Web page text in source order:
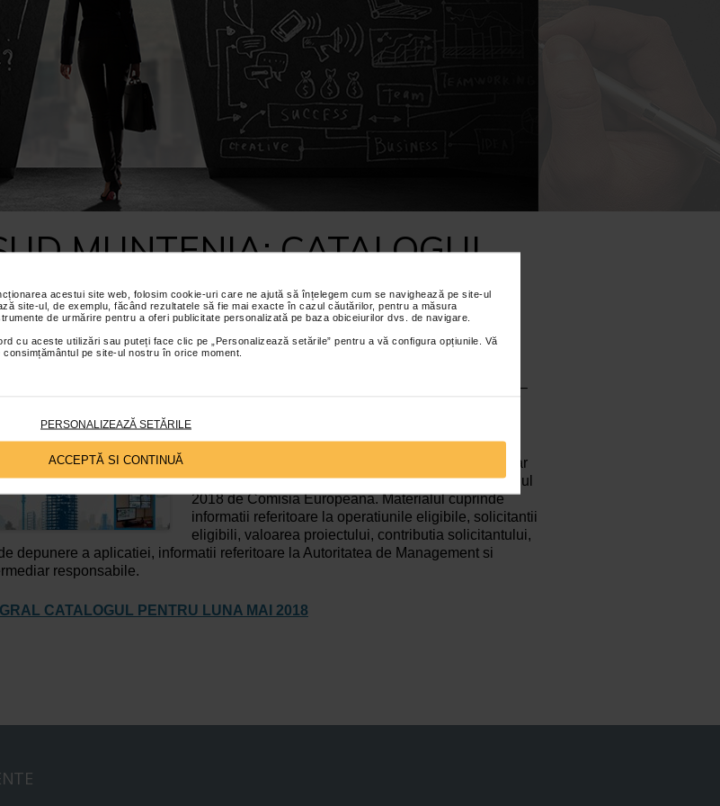
acestui site web, folosim cookie-uri care ne ajută să înțelegem cum se navighează pe site-ul
site-ul, de exemplu, făcând rezultatele să fie mai exacte în cazul căutărilor, pentru a măsura
de urmărire pentru a oferi publicitate personalizată pe baza obiceiurilor dvs. de navigare.
cu aceste utilizări sau puteți face clic pe „Personalizează setările” pentru a vă configura opțiunile. Vă
pe site-ul nostru în orice moment.
PERSONALIZEAZĂ SETĂRILE
ACCEPTĂ SI CONTINUĂ
CAPACITATE ADMINISTRATIVA
MUNTENIA: CATALOGUL
DE FINANTARE – MAI
Muntenia a publicat Catalogul surselor de finantare –
Catalogul surselor de finantare este un material
informativ referitor la Fondurile Structurale active, dar
si la apelurile de propuneri de proiecte lansate in anul
2018 de Comisia Europeana. Materialul cuprinde
informatii referitoare la operatiunile eligibile, solicitantii
eligibili, valoarea proiectului, contributia solicitantului,
depunere a aplicatiei, informatii referitoare la Autoritatea de Management si
responsabile.
CATALOGUL PENTRU LUNA MAI 2018